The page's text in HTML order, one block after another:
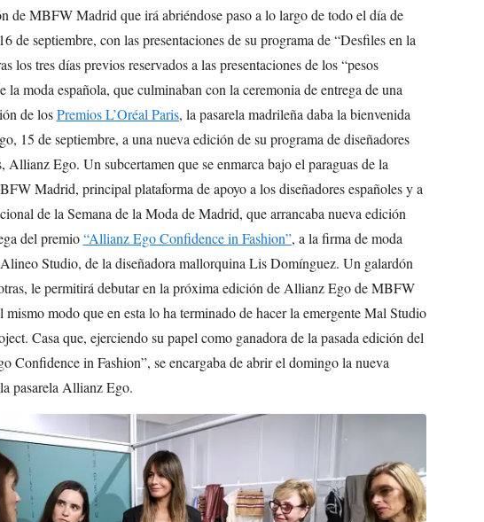
de MBFW Madrid que irá abriéndose paso a lo largo de todo el día de
de septiembre, con las presentaciones de su programa de “Desfiles en la
los tres días previos reservados a las presentaciones de los “pesos
la moda española, que culminaban con la ceremonia de entrega de una
de losPremios L’Oréal Paris, la pasarela madrileña daba la bienvenida
15 de septiembre, a una nueva edición de su programa de diseñadores
Allianz Ego. Un subcertamen que se enmarca bajo el paraguas de la
Madrid, principal plataforma de apoyo a los diseñadores españoles y a
de la Semana de la Moda de Madrid, que arrancaba nueva edición
del premio“Allianz Ego Confidence in Fashion”, a la firma de moda
Studio, de la diseñadora mallorquina Lis Domínguez. Un galardón
le permitirá debutar en la próxima edición de Allianz Ego de MBFW
modo que en esta lo ha terminado de hacer la emergente Mal Studio
Casa que, ejerciendo su papel como ganadora de la pasada edición del
Confidence in Fashion”, se encargaba de abrir el domingo la nueva
pasarela Allianz Ego.